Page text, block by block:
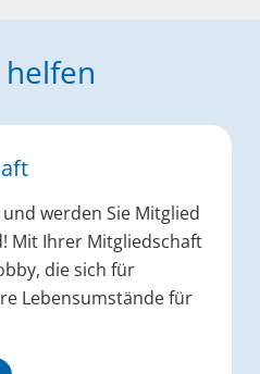
helfen
werden Sie Mitglied
Mit Ihrer Mitgliedschaft
die sich für
Lebensumstände für